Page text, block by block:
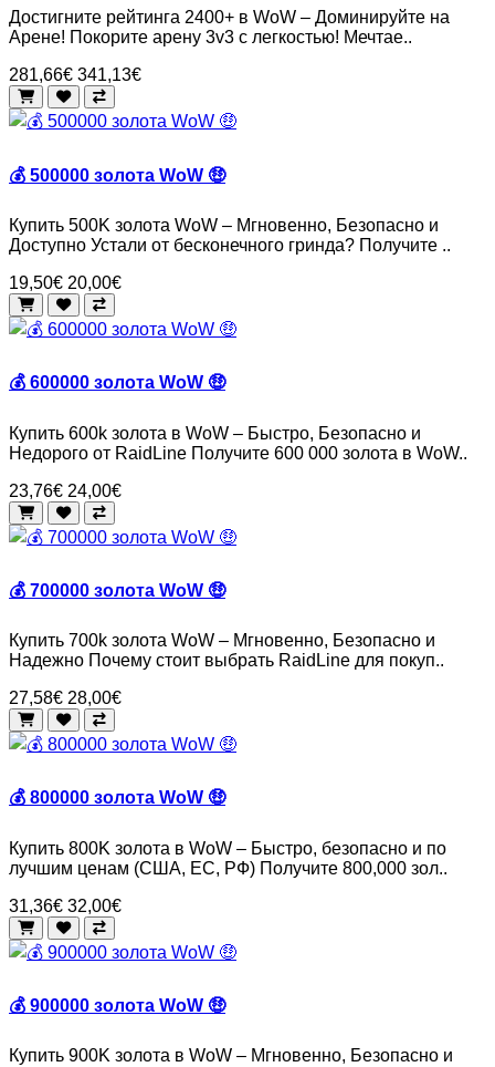
Достигните рейтинга 2400+ в WoW – Доминируйте на
Арене! Покорите арену 3v3 с легкостью! Мечтае..
281,66€ 341,13€
💰 500000 золота WoW 🤑
Купить 500K золота WoW – Мгновенно, Безопасно и
Доступно Устали от бесконечного гринда? Получите ..
19,50€ 20,00€
💰 600000 золота WoW 🤑
Купить 600k золота в WoW – Быстро, Безопасно и
Недорого от RaidLine Получите 600 000 золота в WoW..
23,76€ 24,00€
💰 700000 золота WoW 🤑
Купить 700k золота WoW – Мгновенно, Безопасно и
Надежно Почему стоит выбрать RaidLine для покуп..
27,58€ 28,00€
💰 800000 золота WoW 🤑
Купить 800K золота в WoW – Быстро, безопасно и по
лучшим ценам (США, ЕС, РФ) Получите 800,000 зол..
31,36€ 32,00€
💰 900000 золота WoW 🤑
Купить 900K золота в WoW – Мгновенно, Безопасно и